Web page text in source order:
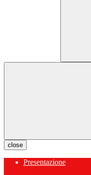
close
Presentazione